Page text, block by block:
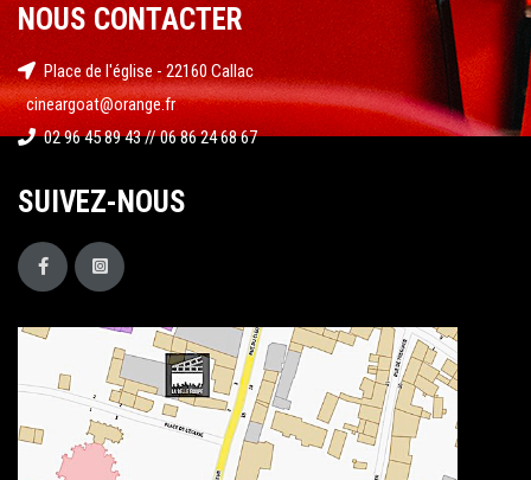
NOUS CONTACTER
Place de l'église - 22160 Callac
cineargoat@orange.fr
02 96 45 89 43 // 06 86 24 68 67
SUIVEZ-NOUS